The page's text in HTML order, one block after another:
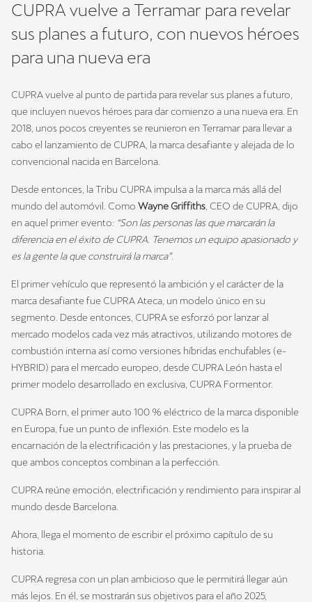
CUPRA vuelve a Terramar para revelar
sus planes a futuro, con nuevos héroes
para una nueva era
CUPRA vuelve al punto de partida para revelar sus planes a futuro,
que incluyen nuevos héroes para dar comienzo a una nueva era. En
2018, unos pocos creyentes se reunieron en Terramar para llevar a
cabo el lanzamiento de CUPRA, la marca desafiante y alejada de lo
convencional nacida en Barcelona.
Desde entonces, la Tribu CUPRA impulsa a la marca más allá del
mundo del automóvil. Como Wayne Griffiths , CEO de CUPRA, dijo
en aquel primer evento: “Son las personas las que marcarán la
diferencia en el éxito de CUPRA. Tenemos un equipo apasionado y
es la gente la que construirá la marca”.
El primer vehículo que representó la ambición y el carácter de la
marca desafiante fue CUPRA Ateca, un modelo único en su
segmento. Desde entonces, CUPRA se esforzó por lanzar al
mercado modelos cada vez más atractivos, utilizando motores de
combustión interna así como versiones híbridas enchufables (e-
HYBRID) para el mercado europeo, desde CUPRA León hasta el
primer modelo desarrollado en exclusiva, CUPRA Formentor.
CUPRA Born, el primer auto 100 % eléctrico de la marca disponible
en Europa, fue un punto de inflexión. Este modelo es la
encarnación de la electrificación y las prestaciones, y la prueba de
que ambos conceptos combinan a la perfección.
CUPRA reúne emoción, electrificación y rendimiento para inspirar al
mundo desde Barcelona.
Ahora, llega el momento de escribir el próximo capítulo de su
historia.
CUPRA regresa con un plan ambicioso que le permitirá llegar aún
más lejos. En él, se mostrarán sus objetivos para el año 2025,